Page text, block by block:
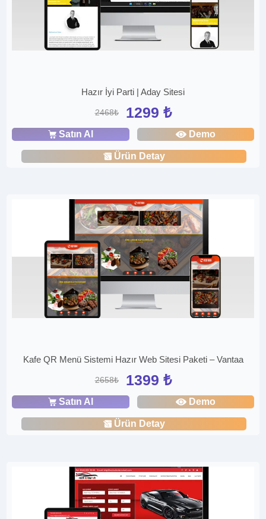
Hazır İyi Parti | Aday Sitesi
2468₺ 1299 ₺
Satın Al Demo
Ürün Detay
Kafe QR Menü Sistemi Hazır Web Sitesi Paketi – Vantaa
2658₺ 1399 ₺
Satın Al Demo
Ürün Detay